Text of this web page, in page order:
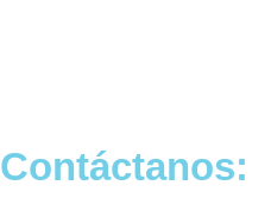
Contáctanos: